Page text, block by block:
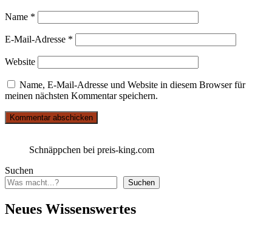
Name *
E-Mail-Adresse *
Website
Name, E-Mail-Adresse und Website in diesem Browser für
meinen nächsten Kommentar speichern.
Schnäppchen bei preis-king.com
Suchen
Suchen
Neues Wissenswertes